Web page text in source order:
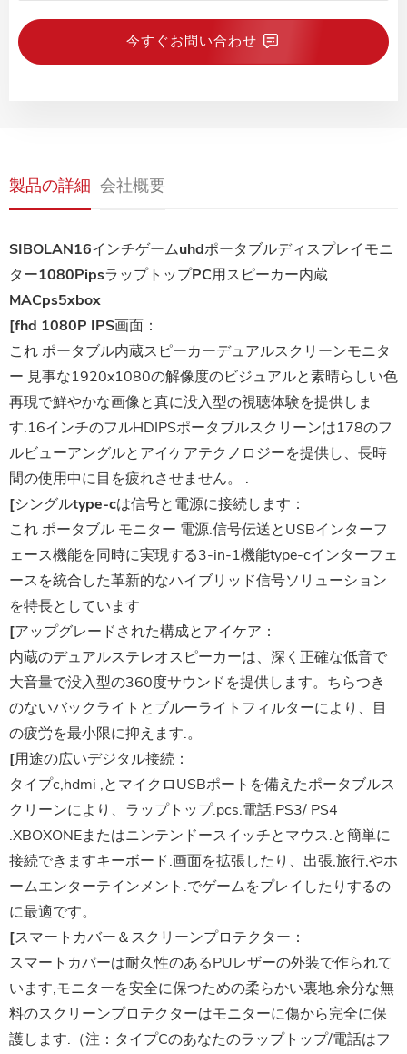
今すぐお問い合わせ
製品の詳細 会社概要
SIBOLAN16インチゲームuhdポータブルディスプレイモニ
ター1080PipsラップトップPC用スピーカー内蔵
MACps5xbox
[fhd 1080P IPS画面：
これポータブル内蔵スピーカーデュアルスクリーンモニタ
ー 見事な1920x1080の解像度のビジュアルと素晴らしい色
再現で鮮やかな画像と真に没入型の視聴体験を提供しま
す.16インチのフルHDIPSポータブルスクリーンは178のフ
ルビューアングルとアイケアテクノロジーを提供し、長時
間の使用中に目を疲れさせません。 .
[シングルtype-cは信号と電源に接続します：
これポータブル モニター 電源.信号伝送とUSBインターフ
ェース機能を同時に実現する3-in-1機能type-cインターフェ
ースを統合した革新的なハイブリッド信号ソリューション
を特長としています
[アップグレードされた構成とアイケア：
内蔵のデュアルステレオスピーカーは、深く正確な低音で
大音量で没入型の360度サウンドを提供します。ちらつき
のないバックライトとブルーライトフィルターにより、目
の疲労を最小限に抑えます.。
[用途の広いデジタル接続：
タイプc,hdmi ,とマイクロUSBポートを備えたポータブルス
クリーンにより、ラップトップ.pcs.電話.PS3/ PS4
.XBOXONEまたはニンテンドースイッチとマウス.と簡単に
接続できますキーボード.画面を拡張したり、出張,旅行,やホ
ームエンターテインメント.でゲームをプレイしたりするの
に最適です。
[スマートカバー＆スクリーンプロテクター：
スマートカバーは耐久性のあるPUレザーの外装で作られて
います,モニターを安全に保つための柔らかい裏地.余分な無
料のスクリーンプロテクターはモニターに傷から完全に保
護します.（注：タイプCのあなたのラップトップ/電話はフ